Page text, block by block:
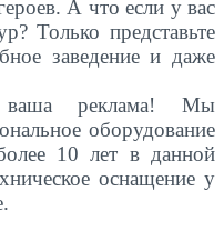
А что если у вас
Только представьте
заведение и даже
реклама! Мы
оборудование
10 лет в данной
оснащение у